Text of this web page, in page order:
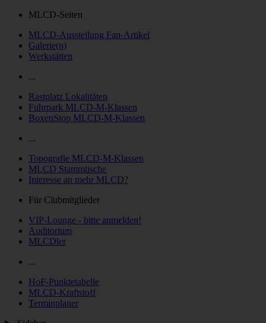
MLCD-Seiten
MLCD-Ausstellung Fan-Artikel
Galerie(n)
Werkstätten
...
Rastplatz Lokalitäten
Fuhrpark MLCD-M-Klassen
BoxenStop MLCD-M-Klassen
...
Topografie MLCD-M-Klassen
MLCD Stammtische
Interesse an mehr MLCD?
Für Clubmitglieder
VIP-Lounge - bitte anmelden!
Auditorium
MLCDler
...
HoF-Punktetabelle
MLCD-Kraftstoff
Terminplaner